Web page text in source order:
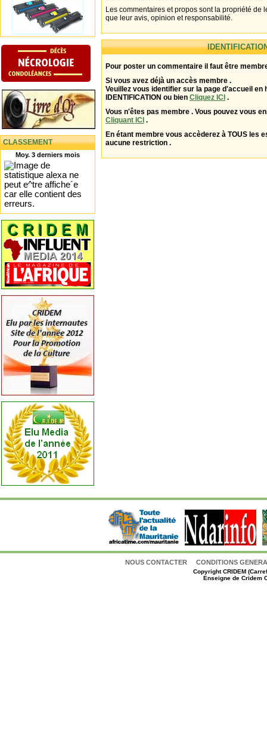
CLASSEMENT
Moy. 3 derniers mois
Les commentaires et propos sont la propriété de
que leur avis, opinion et responsabilité.
Pour poster un commentaire il faut être
Si vous avez déjà un accès membre .
Veuillez vous identifier sur la page d'accueil en
IDENTIFICATION ou bien Cliquez ICI .
Vous n'êtes pas membre . Vous pouvez vous
Cliquant ICI .
En étant membre vous accèderez à TOUS les
aucune restriction .
NOUS CONTACTER CONDITIONS
CopyrightCRIDEM
Enseigne de Cridem